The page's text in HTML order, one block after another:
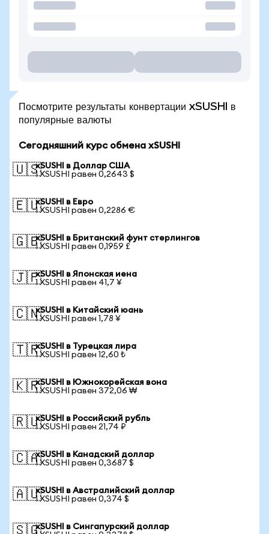
Посмотрите результаты конвертации xSUSHI в
популярные валюты
Сегодняшний курс обмена xSUSHI
🇺🇸xSUSHI в Доллар США
1 XSUSHI равен 0,2643 $
🇪🇺xSUSHI в Евро
1 XSUSHI равен 0,2286 €
🇬🇧xSUSHI в Британский фунт стерлингов
1 XSUSHI равен 0,1959 £
🇯🇵xSUSHI в Японская иена
1 XSUSHI равен 41,7 ¥
🇨🇳xSUSHI в Китайский юань
1 XSUSHI равен 1,78 ¥
🇹🇷xSUSHI в Турецкая лира
1 XSUSHI равен 12,60 ₺
🇰🇷xSUSHI в Южнокорейская вона
1 XSUSHI равен 372,06 ₩
🇷🇺xSUSHI в Российский рубль
1 XSUSHI равен 21,74 ₽
🇨🇦xSUSHI в Канадский доллар
1 XSUSHI равен 0,3687 $
🇦🇺xSUSHI в Австралийский доллар
1 XSUSHI равен 0,374 $
🇸🇬xSUSHI в Сингапурский доллар